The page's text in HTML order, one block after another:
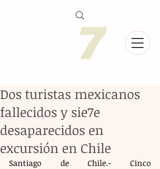
Dos turistas mexicanos
fallecidos y sie7e
desaparecidos en
excursión en Chile
Santiago de Chile.- Cinco